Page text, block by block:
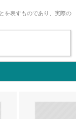
を表すものであり、実際の